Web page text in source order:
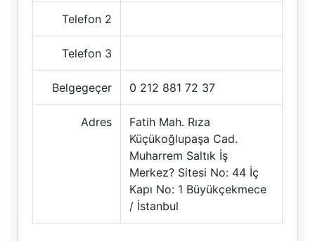
Telefon 2
Telefon 3
Belgegeçer 0 212 881 72 37
Adres
Fatih Mah. Rıza
Küçükoğlupaşa Cad.
Muharrem Saltık İş
Merkez? Sitesi No: 44 İç
Kapı No: 1 Büyükçekmece
/ İstanbul